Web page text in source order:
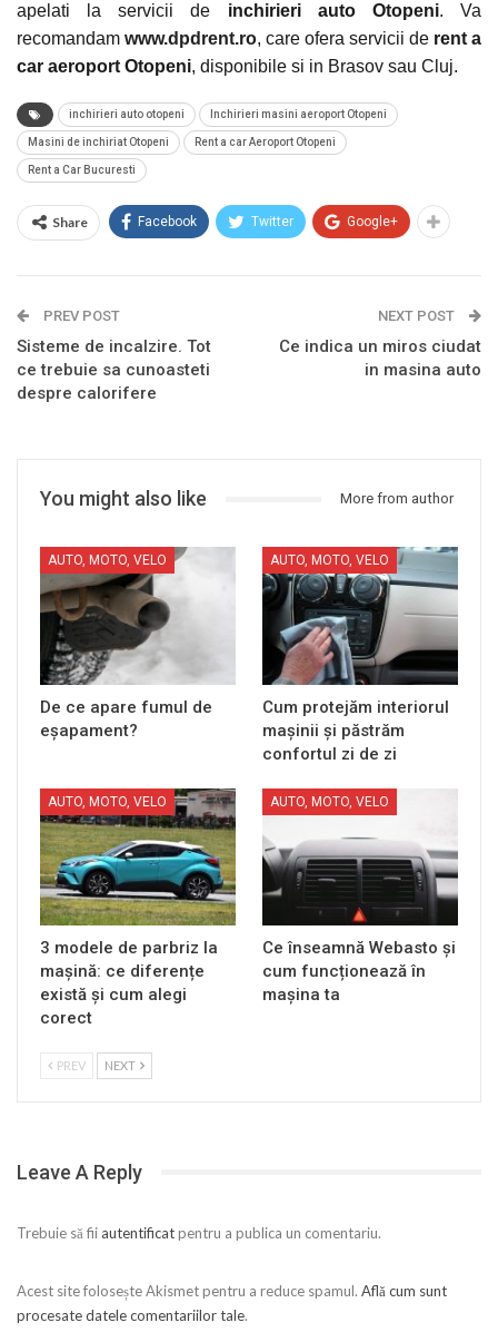
apelati la servicii de inchirieri auto Otopeni. Va
recomandam www.dpdrent.ro, care ofera servicii de rent a
car aeroport Otopeni, disponibile si in Brasov sau Cluj.
inchirieri auto otopeni Inchirieri masini aeroport Otopeni
Masini de inchiriat Otopeni Rent a car Aeroport Otopeni
Rent a Car Bucuresti
Share Facebook Twitter Google+
PREV POST
Sisteme de incalzire. Tot
ce trebuie sa cunoasteti
despre calorifere
NEXT POST
Ce indica un miros ciudat
in masina auto
You might also like More from author
AUTO, MOTO, VELO
De ce apare fumul de
eșapament?
AUTO, MOTO, VELO
Cum protejăm interiorul
mașinii și păstrăm
confortul zi de zi
AUTO, MOTO, VELO
3 modele de parbriz la
mașină: ce diferențe
există și cum alegi
corect
AUTO, MOTO, VELO
Ce înseamnă Webasto și
cum funcționează în
mașina ta
PREV NEXT
Leave A Reply
Trebuie să fii autentificatpentru a publica un comentariu.
Acest site folosește Akismet pentru a reduce spamul. Află cum sunt
procesate datele comentariilor tale.